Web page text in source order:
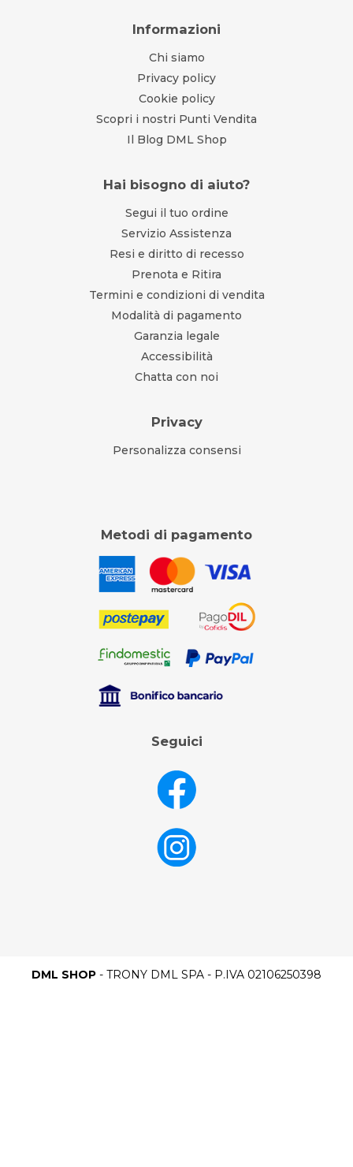
Informazioni
Chi siamo
Privacy policy
Cookie policy
Scopri i nostri Punti Vendita
Il Blog DML Shop
Hai bisogno di aiuto?
Segui il tuo ordine
Servizio Assistenza
Resi e diritto di recesso
Prenota e Ritira
Termini e condizioni di vendita
Modalità di pagamento
Garanzia legale
Accessibilità
Chatta con noi
Privacy
Personalizza consensi
Metodi di pagamento
Seguici
DML SHOP - TRONY DML SPA - P.IVA 02106250398